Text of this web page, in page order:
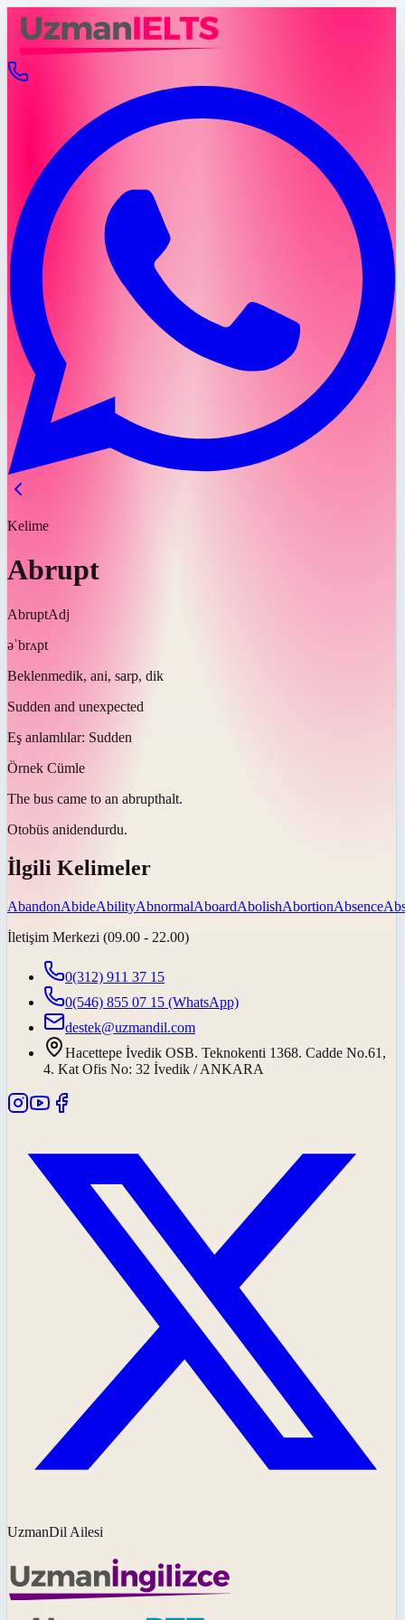
Kelime
Abrupt
AbruptAdj
əˈbrʌpt
Beklenmedik, ani, sarp, dik
Sudden and unexpected
Eş anlamlılar: Sudden
Örnek Cümle
The bus came to an abrupthalt.
Otobüs anidendurdu.
İlgili Kelimeler
AbandonAbideAbilityAbnormalAboardAbolishAbortionAbsence
İletişim Merkezi (09.00 - 22.00)
0(312) 911 37 15
0(546) 855 07 15 (WhatsApp)
destek@uzmandil.com
Hacettepe İvedik OSB. Teknokenti 1368. Cadde No.61,
4. Kat Ofis No: 32 İvedik / ANKARA
UzmanDil Ailesi